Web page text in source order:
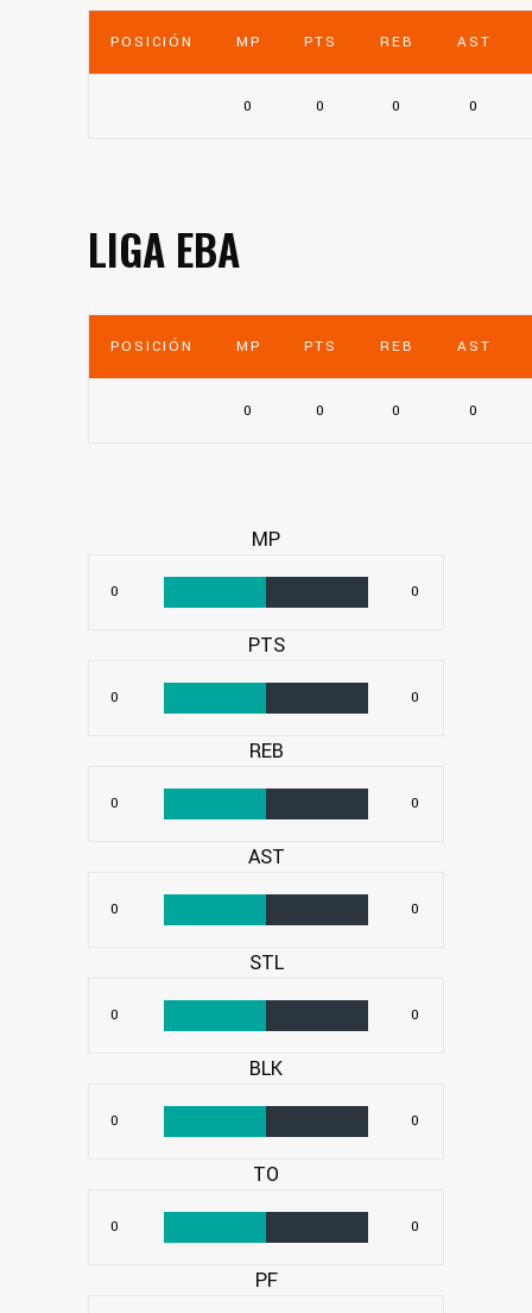
POSICIÓN MP PTS REB AST
0 0 0 0
LIGA EBA
POSICIÓN MP PTS REB AST
0 0 0 0
MP
0 0
PTS
0 0
REB
0 0
AST
0 0
STL
0 0
BLK
0 0
TO
0 0
PF